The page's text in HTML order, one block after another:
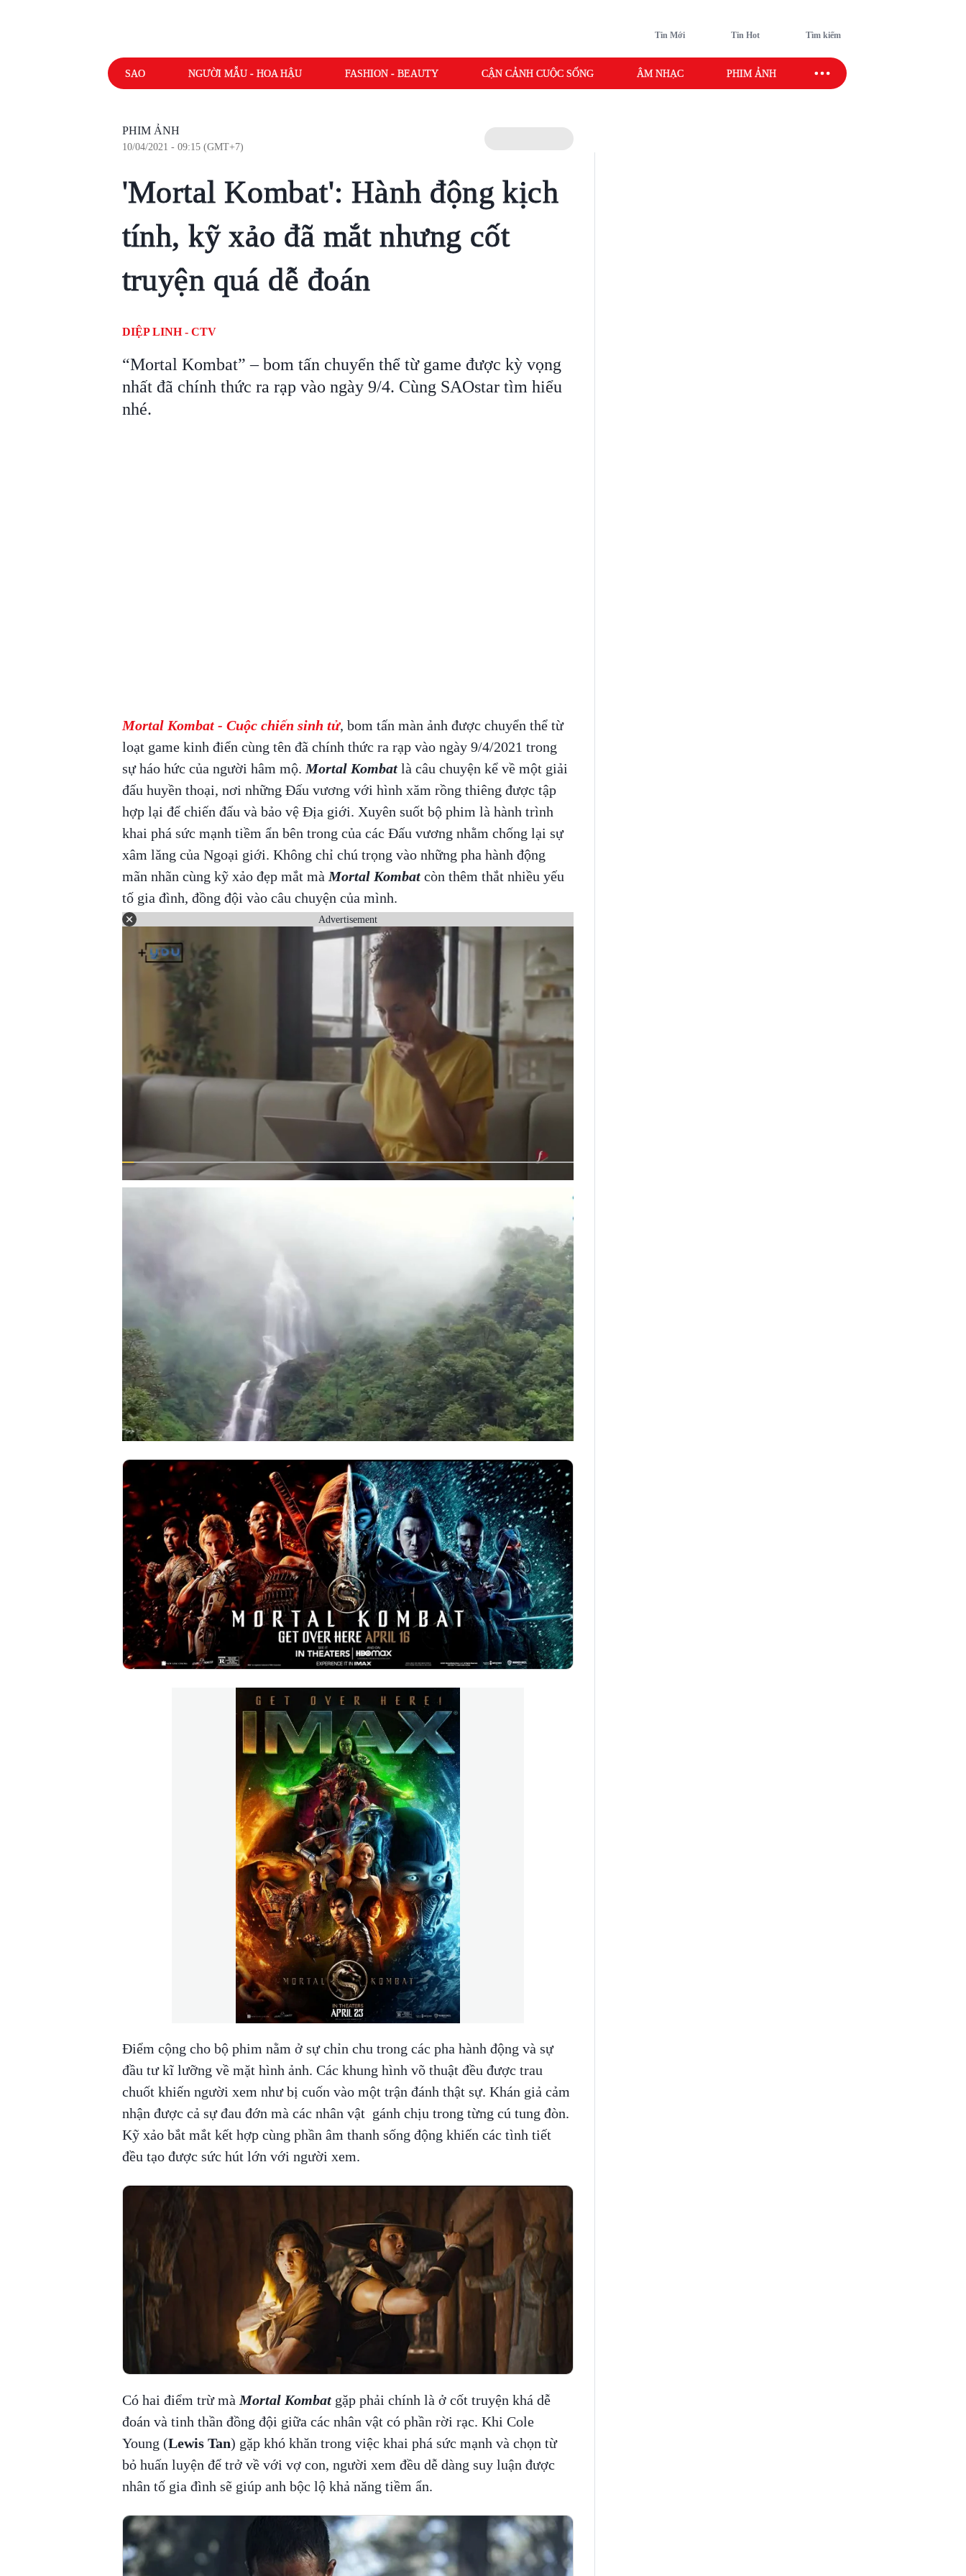
Tin Mới Tin Hot Tìm kiếm
SAO NGƯỜI MẪU - HOA HẬU FASHION - BEAUTY CẬN CẢNH CUỘC SỐNG ÂM NHẠC PHIM ẢNH SAO SPORT
PHIM ẢNH
10/04/2021 - 09:15 (GMT+7)
'Mortal Kombat': Hành động kịch
tính, kỹ xảo đã mắt nhưng cốt
truyện quá dễ đoán
DIỆP LINH - CTV
“Mortal Kombat” – bom tấn chuyển thể từ game được kỳ vọng
nhất đã chính thức ra rạp vào ngày 9/4. Cùng SAOstar tìm hiểu
nhé.
Mortal Kombat - Cuộc chiến sinh tử, bom tấn màn ảnh được chuyển thể từ
loạt game kinh điển cùng tên đã chính thức ra rạp vào ngày 9/4/2021 trong
sự háo hức của người hâm mộ. Mortal Kombatlà câu chuyện kể về một giải
đấu huyền thoại, nơi những Đấu vương với hình xăm rồng thiêng được tập
hợp lại để chiến đấu và bảo vệ Địa giới. Xuyên suốt bộ phim là hành trình
khai phá sức mạnh tiềm ẩn bên trong của các Đấu vương nhằm chống lại sự
xâm lăng của Ngoại giới. Không chỉ chú trọng vào những pha hành động
mãn nhãn cùng kỹ xảo đẹp mắt mà Mortal Kombatcòn thêm thắt nhiều yếu
tố gia đình, đồng đội vào câu chuyện của mình.
Advertisement
Điểm cộng cho bộ phim nằm ở sự chỉn chu trong các pha hành động và sự
đầu tư kĩ lưỡng về mặt hình ảnh. Các khung hình võ thuật đều được trau
chuốt khiến người xem như bị cuốn vào một trận đánh thật sự. Khán giả cảm
nhận được cả sự đau đớn mà các nhân vật gánh chịu trong từng cú tung đòn.
Kỹ xảo bắt mắt kết hợp cùng phần âm thanh sống động khiến các tình tiết
đều tạo được sức hút lớn với người xem.
Có hai điểm trừ mà Mortal Kombatgặp phải chính là ở cốt truyện khá dễ
đoán và tinh thần đồng đội giữa các nhân vật có phần rời rạc. Khi Cole
Young (Lewis Tan) gặp khó khăn trong việc khai phá sức mạnh và chọn từ
bỏ huấn luyện để trở về với vợ con, người xem đều dễ dàng suy luận được
nhân tố gia đình sẽ giúp anh bộc lộ khả năng tiềm ẩn.